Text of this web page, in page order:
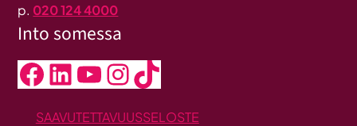
p. 020 124 4000
Into somessa
Facebook LinkedIn YouTube InstagramTikTok
SAAVUTETTAVUUSSELOSTE